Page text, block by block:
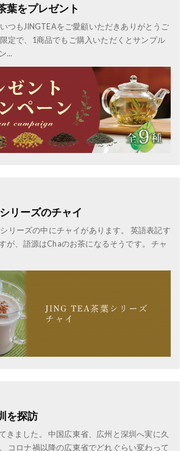
葉をプレゼント
つもJINGTEAをご愛顧いただきありがとうご
定で、1商品でもご購入いただくとサンプル
...
リーズのチャイ
リーズの中にチャイがあります。 英語表記す
が、語源はChaのお茶になるそうです。 チャ
を探訪
きました。 中国広東省、広州と深圳へ実に久
コロナ禍以降の広東省でどれぐらい変わって